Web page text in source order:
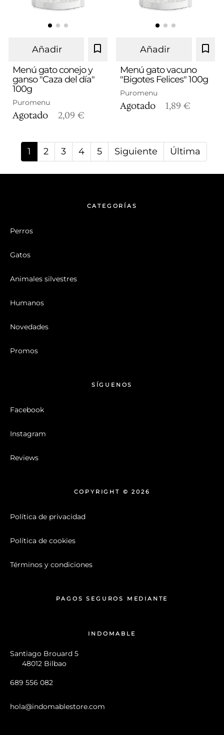
Añadir
Menú gato conejo y
ganso "Caza del día"
100g
Puromenu
Agotado 2,09 €
Añadir
Menú gato vacuno
"Bigotes Felices" 100g
Puromenu
Agotado 1,89 €
1 2 3 4 5 Siguiente Última
CATEGORÍAS
Perros
Gatos
Animales silvestres
Humanos
Novedades
Promos
SÍGUENOS
Facebook
Instagram
Reviews
COPYRIGHT © 2026
Política de privacidad
Política de cookies
Términos y condiciones
PAGOS SEGUROS MEDIANTE
INDOMABLE
Santiago Brouard 5
48012 Bilbao
689 556 082
hola@indomablestore.com